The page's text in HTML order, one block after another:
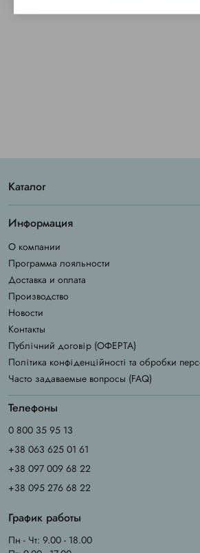
Каталог
Информация
О компании
Программа лояльности
Доставка и оплата
Производство
Новости
Контакты
Публічний договір (ОФЕРТА)
Політика конфіденційності та обробки
Часто задаваемые вопросы (FAQ)
Телефоны
0 800 35 95 13
+38 063 625 01 61
+38 097 009 68 22
+38 095 276 68 22
График работы
Пн - Чт: 9.00 - 18.00